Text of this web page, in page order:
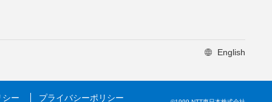
English
シー プライバシーポリシー